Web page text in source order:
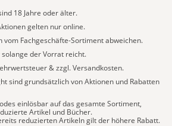
18 Jahre oder älter.
gelten nur online.
vom Fachgeschäfte-Sortiment abweichen.
der Vorrat reicht.
& zzgl. Versandkosten.
sind grundsätzlich von Aktionen und Rabatten
einlösbar auf das gesamte Sortiment,
Artikel und Bücher.
reduzierten Artikeln gilt der höhere Rabatt.